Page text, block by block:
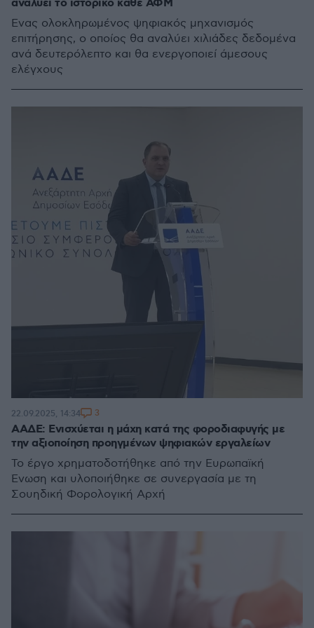
αναλύει το ιστορικό κάθε ΑΦΜ
Ενας ολοκληρωμένος ψηφιακός μηχανισμός
επιτήρησης, ο οποίος θα αναλύει χιλιάδες δεδομένα
ανά δευτερόλεπτο και θα ενεργοποιεί άμεσους
ελέγχους
ΑΑΔΕ: Ενισχύεται η μάχη κατά της φοροδιαφυγής με
την αξιοποίηση προηγμένων ψηφιακών εργαλείων
Το έργο χρηματοδοτήθηκε από την Ευρωπαϊκή
Ένωση και υλοποιήθηκε σε συνεργασία με τη
Σουηδική Φορολογική Αρχή
22.09.2025, 14:34 3